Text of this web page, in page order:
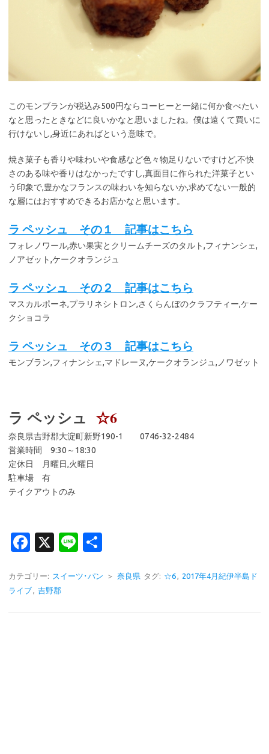
このモンブランが税込み500円ならコーヒーと一緒に何か食べたい
なと思ったときなどに良いかなと思いましたね。僕は遠くて買いに
行けないし,身近にあればという意味で。
焼き菓子も香りや味わいや食感など色々物足りないですけど,不快
さのある味や香りはなかったですし,真面目に作られた洋菓子とい
う印象で,豊かなフランスの味わいを知らないか,求めてない一般的
な層にはおすすめできるお店かなと思います。
ラ ペッシュ その１ 記事はこちら
フォレノワール,赤い果実とクリームチーズのタルト,フィナンシェ,
ノアゼット,ケークオランジュ
ラ ペッシュ その２ 記事はこちら
マスカルポーネ,プラリネシトロン,さくらんぼのクラフティー,ケー
クショコラ
ラ ペッシュ その３ 記事はこちら
モンブラン,フィナンシェ,マドレーヌ,ケークオランジュ,ノワゼット
ラ ペッシュ ☆6
奈良県吉野郡大淀町新野190-1 0746-32-2484
営業時間 9:30～18:30
定休日 月曜日,火曜日
駐車場 有
テイクアウトのみ
Fa
e
b
X
Li
e
カテゴリー: スイーツ･パン ＞ 奈良県 タグ: ☆6
2017年4月紀伊半島ド
ライブ
吉野郡